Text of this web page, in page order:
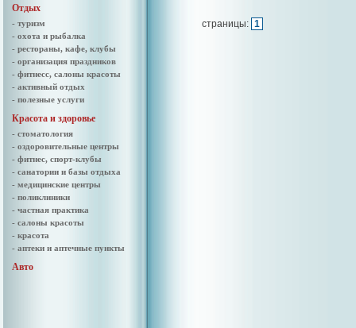
Отдых
- туризм
- охота и рыбалка
- рестораны, кафе, клубы
- организация праздников
- фитнесс, салоны красоты
- активный отдых
- полезные услуги
Красота и здоровье
- стоматология
- оздоровительные центры
- фитнес, спорт-клубы
- санатории и базы отдыха
- медицинские центры
- поликлиники
- частная практика
- салоны красоты
- красота
- аптеки и аптечные пункты
Авто
страницы: 1